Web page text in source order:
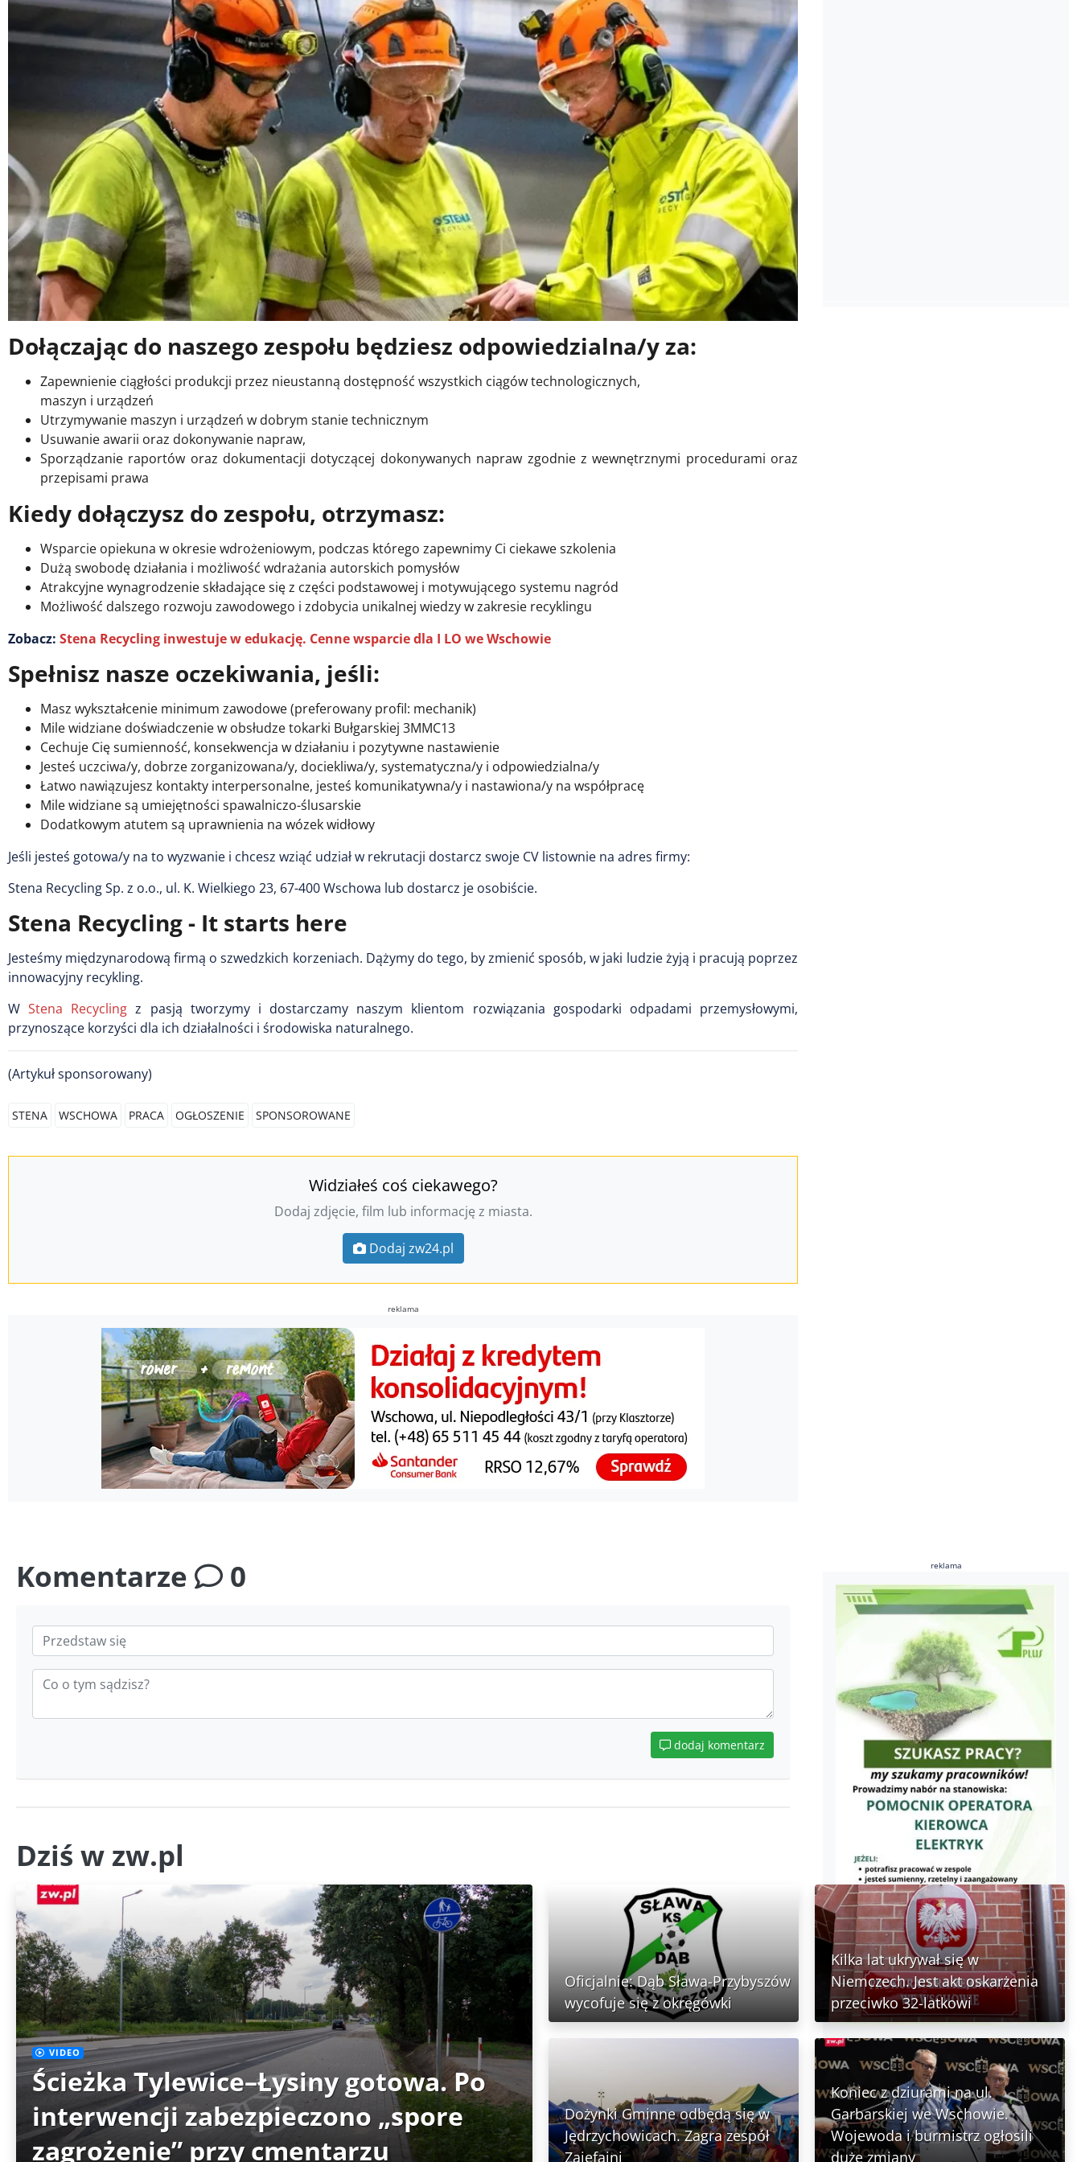
Dołączając do naszego zespołu będziesz odpowiedzialna/y za:
Zapewnienie ciągłości produkcji przez nieustanną dostępność wszystkich ciągów technologicznych,
maszyn i urządzeń
Utrzymywanie maszyn i urządzeń w dobrym stanie technicznym
Usuwanie awarii oraz dokonywanie napraw,
Sporządzanie raportów oraz dokumentacji dotyczącej dokonywanych napraw zgodnie z wewnętrznymi procedurami oraz
przepisami prawa
Kiedy dołączysz do zespołu, otrzymasz:
Wsparcie opiekuna w okresie wdrożeniowym, podczas którego zapewnimy Ci ciekawe szkolenia
Dużą swobodę działania i możliwość wdrażania autorskich pomysłów
Atrakcyjne wynagrodzenie składające się z części podstawowej i motywującego systemu nagród
Możliwość dalszego rozwoju zawodowego i zdobycia unikalnej wiedzy w zakresie recyklingu
Zobacz: Stena Recycling inwestuje w edukację. Cenne wsparcie dla I LO we Wschowie
Spełnisz nasze oczekiwania, jeśli:
Masz wykształcenie minimum zawodowe (preferowany profil: mechanik)
Mile widziane doświadczenie w obsłudze tokarki Bułgarskiej 3MMC13
Cechuje Cię sumienność, konsekwencja w działaniu i pozytywne nastawienie
Jesteś uczciwa/y, dobrze zorganizowana/y, dociekliwa/y, systematyczna/y i odpowiedzialna/y
Łatwo nawiązujesz kontakty interpersonalne, jesteś komunikatywna/y i nastawiona/y na współpracę
Mile widziane są umiejętności spawalniczo-ślusarskie
Dodatkowym atutem są uprawnienia na wózek widłowy
Jeśli jesteś gotowa/y na to wyzwanie i chcesz wziąć udział w rekrutacji dostarcz swoje CV listownie na adres firmy:
Stena Recycling Sp. z o.o., ul. K. Wielkiego 23, 67-400 Wschowa lub dostarcz je osobiście.
Stena Recycling - It starts here
Jesteśmy międzynarodową firmą o szwedzkich korzeniach. Dążymy do tego, by zmienić sposób, w jaki ludzie żyją i pracują poprzez
innowacyjny recykling.
WStena Recycling z pasją tworzymy i dostarczamy naszym klientom rozwiązania gospodarki odpadami przemysłowymi,
przynoszące korzyści dla ich działalności i środowiska naturalnego.
(Artykuł sponsorowany)
STENA WSCHOWA PRACA OGŁOSZENIE SPONSOROWANE
Widziałeś coś ciekawego?
Dodaj zdjęcie, film lub informację z miasta.
Dodaj zw24.pl
reklama
Komentarze 0
dodaj komentarz
reklama
Dziś w zw.pl
VIDEO
Ścieżka Tylewice–Łysiny gotowa. Po
interwencji zabezpieczono „spore
zagrożenie” przy cmentarzu
Oficjalnie: Dąb Sława-Przybyszów
wycofuje się z okręgówki
Kilka lat ukrywał się w
Niemczech. Jest akt oskarżenia
przeciwko 32-latkowi
Dożynki Gminne odbędą się w
Jędrzychowicach. Zagra zespół
Zajefajni
Koniec z dziurami na ul.
Garbarskiej we Wschowie.
Wojewoda i burmistrz ogłosili
duże zmiany